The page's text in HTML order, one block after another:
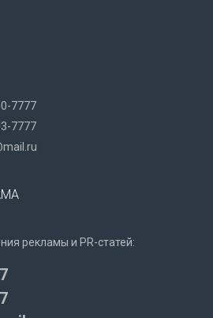
7777
7777
рекламы и PR-статей: